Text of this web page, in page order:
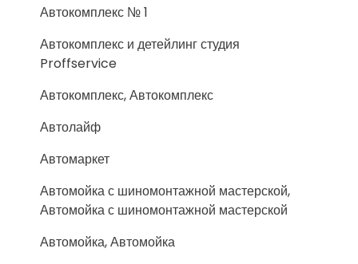
Автокомплекс № 1
Автокомплекс и детейлинг студия
Proffservice
Автокомплекс, Автокомплекс
Автолайф
Автомаркет
Автомойка с шиномонтажной мастерской,
Автомойка с шиномонтажной мастерской
Автомойка, Автомойка